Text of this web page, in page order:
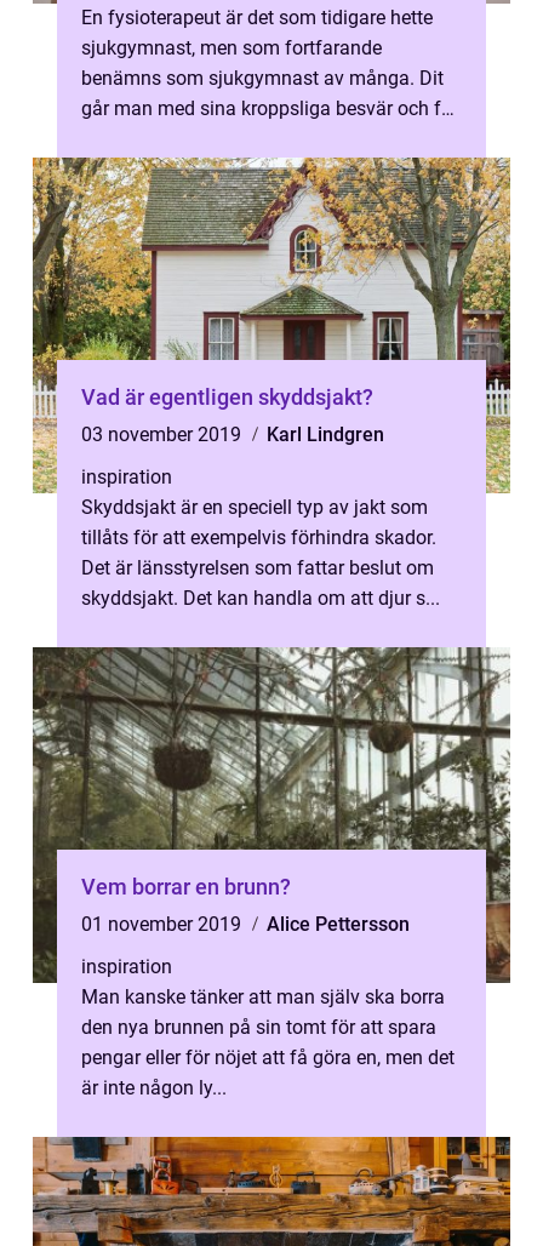
En fysioterapeut är det som tidigare hette
sjukgymnast, men som fortfarande
benämns som sjukgymnast av många. Dit
går man med sina kroppsliga besvär och får
Vad är egentligen skyddsjakt?
03 november 2019
Karl Lindgren
inspiration
Skyddsjakt är en speciell typ av jakt som
tillåts för att exempelvis förhindra skador.
Det är länsstyrelsen som fattar beslut om
skyddsjakt. Det kan handla om att djur s...
Vem borrar en brunn?
01 november 2019
Alice Pettersson
inspiration
Man kanske tänker att man själv ska borra
den nya brunnen på sin tomt för att spara
pengar eller för nöjet att få göra en, men det
är inte någon ly...